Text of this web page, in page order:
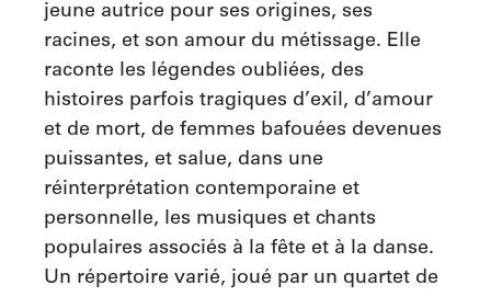
jeune autrice pour ses origines, ses
racines, et son amour du métissage. Elle
raconte les légendes oubliées, des
histoires parfois tragiques d’exil, d’amour
et de mort, de femmes bafouées devenues
puissantes, et salue, dans une
réinterprétation contemporaine et
personnelle, les musiques et chants
populaires associés à la fête et à la danse.
Un répertoire varié, joué par un quartet de